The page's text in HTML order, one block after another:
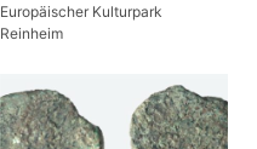
Europäischer Kulturpark
Reinheim